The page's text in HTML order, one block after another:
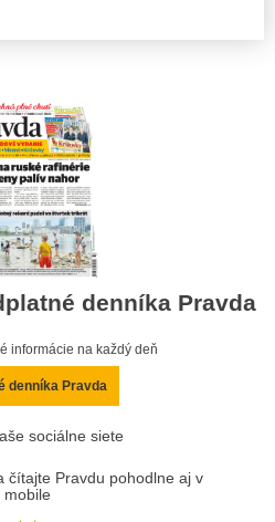
denníka Pravda
informácie na každý deň
denníka Pravda
sociálne siete
čítajte Pravdu pohodlne aj v
mobile